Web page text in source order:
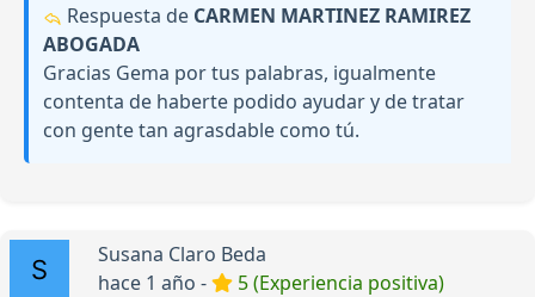
Respuesta de CARMEN MARTINEZ RAMIREZ
ABOGADA
Gracias Gema por tus palabras, igualmente
contenta de haberte podido ayudar y de tratar
con gente tan agrasdable como tú.
Susana Claro Beda
hace 1 año -
5 (Experiencia positiva)